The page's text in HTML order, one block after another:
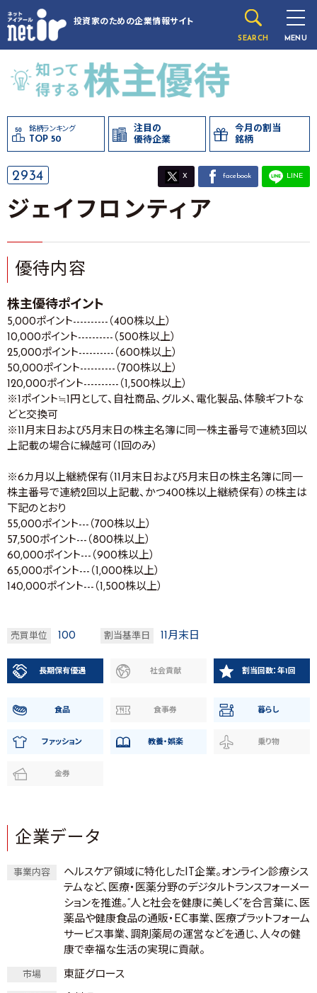
投資家のための企業情報サイト
SEARCH MENU
銘柄ランキング
TOP 50
注目の
優待企業
今月の割当
銘柄
2934 X facebook LINE
ジェイフロンティア
優待内容
株主優待ポイント
5,000ポイント----------（400株以上）
10,000ポイント----------（500株以上）
25,000ポイント----------（600株以上）
50,000ポイント----------（700株以上）
120,000ポイント----------（1,500株以上）
※1ポイント≒1円として、自社商品、グルメ、電化製品、体験ギフトな
どと交換可
※11月末日および5月末日の株主名簿に同一株主番号で連続3回以
上記載の場合に繰越可（1回のみ）
※6カ月以上継続保有（11月末日および5月末日の株主名簿に同一
株主番号で連続2回以上記載、かつ400株以上継続保有）の株主は
下記のとおり
55,000ポイント---（700株以上）
57,500ポイント---（800株以上）
60,000ポイント---（900株以上）
65,000ポイント---（1,000株以上）
140,000ポイント---（1,500株以上）
売買単位 100 割当基準日 11月末日
長期保有優遇 社会貢献 割当回数：年1回
食品 食事券 暮らし
ファッション 教養・娯楽 乗り物
金券
企業データ
事業内容
ヘルスケア領域に特化したIT企業。オンライン診療シス
テムなど、医療・医薬分野のデジタルトランスフォーメー
ションを推進。“人と社会を健康に美しく“を合言葉に、医
薬品や健康食品の通販・EC事業、医療プラットフォーム
サービス事業、調剤薬局の運営などを通じ、人々の健
康で幸福な生活の実現に貢献。
市場 東証グロース